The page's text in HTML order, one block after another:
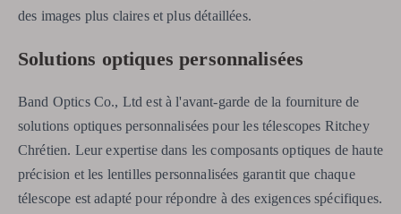
des images plus claires et plus détaillées.
Solutions optiques personnalisées
Band Optics Co., Ltd est à l'avant-garde de la fourniture de
solutions optiques personnalisées pour les télescopes Ritchey
Chrétien. Leur expertise dans les composants optiques de haute
précision et les lentilles personnalisées garantit que chaque
télescope est adapté pour répondre à des exigences spécifiques.